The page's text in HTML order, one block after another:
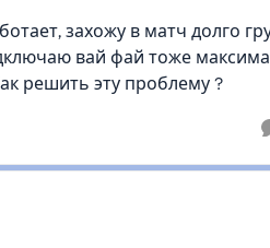
захожу в матч долго
вай фай тоже
решить эту проблему ?